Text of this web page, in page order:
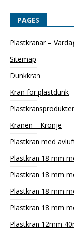
PAGES
Plastkranar –
Sitemap
Dunkkran
Kran för plastdunk
Plastkransprodukter
Kranen – Kronje
Plastkran med
Plastkran 18 mm
Plastkran 18 mm
Plastkran 18 mm
Plastkran 18 mm
Plastkran 12mm